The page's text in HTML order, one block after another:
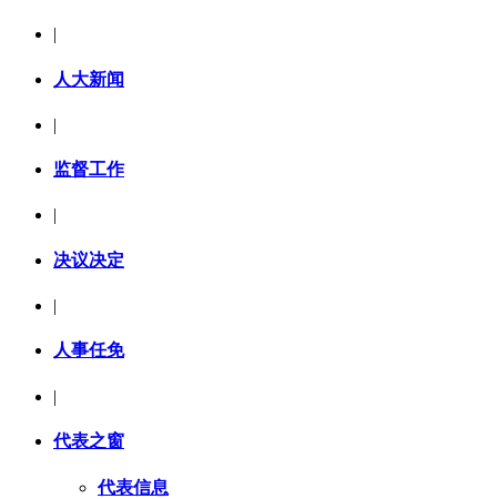
|
人大新闻
|
监督工作
决议决定
|
人事任免
|
代表之窗
代表信息